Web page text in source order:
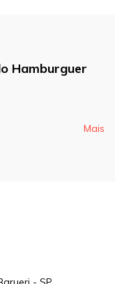
Hamburguer
Mais